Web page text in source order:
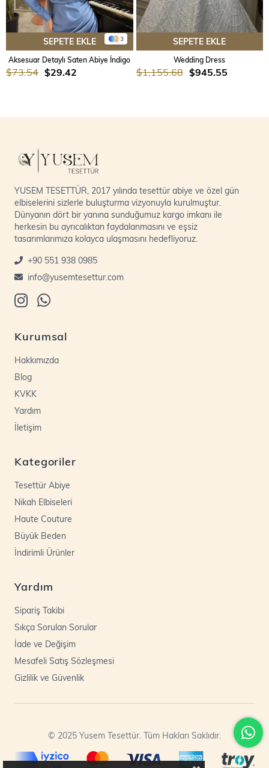
3
SEPETE EKLE
Aksesuar Detaylı Saten Abiye İndigo
$29.42
$73.54
SEPETE EKLE
Wedding Dress
$945.55
$1,155.68
YUSEM TESETTÜR, 2017 yılında tesettür abiye ve özel gün
elbiselerini sizlerle buluşturma vizyonuyla kurulmuştur.
Dünyanın dört bir yanına sunduğumuz kargo imkanı ile
herkesin bu ayrıcalıktan faydalanmasını ve eşsiz
tasarımlarımıza kolayca ulaşmasını hedefliyoruz.
+90 551 938 0985
info@yusemtesettur.com
Kurumsal
Hakkımızda
Blog
KVKK
Yardım
İletişim
Kategoriler
Tesettür Abiye
Nikah Elbiseleri
Haute Couture
Büyük Beden
İndirimli Ürünler
Yardım
Sipariş Takibi
Sıkça Sorulan Sorular
İade ve Değişim
Mesafeli Satış Sözleşmesi
Gizlilik ve Güvenlik
© 2025 Yusem Tesettür. Tüm Hakları Saklıdır.